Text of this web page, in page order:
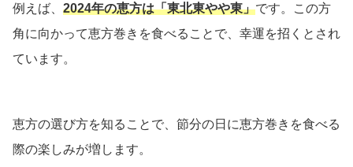
例えば、 2024年の恵方は「東北東やや東」です。この方
角に向かって恵方巻きを食べることで、幸運を招くとされ
ています。
恵方の選び方を知ることで、節分の日に恵方巻きを食べる
際の楽しみが増します。